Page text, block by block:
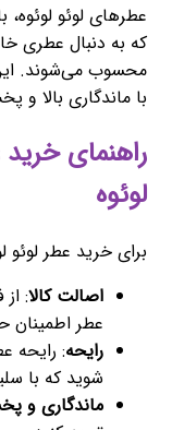
عطرهای لوئو
که به دنبال عطری
محسوب می‌شوند. این
با ماندگاری بالا
لوئوه
برای خرید عطر لوئو
اصالت کالا:
عطر اطمینان
رایحه: رایحه
شوید که با
ماندگاری و